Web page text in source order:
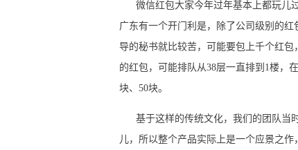
微信红包大家今年过年基本上都玩儿
广东有一个开门利是，除了公司级别的
导的秘书就比较苦，可能要包上千个红
的红包，可能排队从38层一直排到1楼，
块、50块。
基于这样的传统文化，我们的团队当
儿，所以整个产品实际上是一个应景之